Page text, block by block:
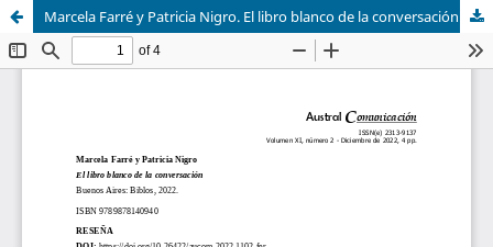
Marcela Farré y Patricia Nigro. El libro blanco de la conversación